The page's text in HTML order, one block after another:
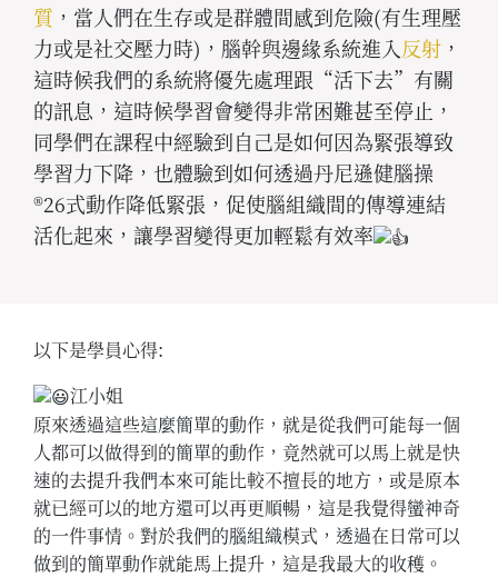
質 ，當人們在生存或是群體間感到危險(有生理壓
力或是社交壓力時)，腦幹與邊緣系統進入反射 ，
這時候我們的系統將優先處理跟“活下去”有關
的訊息，這時候學習會變得非常困難甚至停止，
同學們在課程中經驗到自己是如何因為緊張導致
學習力下降，也體驗到如何透過丹尼遜健腦操
®26式動作降低緊張，促使腦組織間的傳導連結
活化起來，讓學習變得更加輕鬆有效率
以下是學員心得:
江小姐
原來透過這些這麼簡單的動作，就是從我們可能每一個
人都可以做得到的簡單的動作，竟然就可以馬上就是快
速的去提升我們本來可能比較不擅長的地方，或是原本
就已經可以的地方還可以再更順暢，這是我覺得蠻神奇
的一件事情。對於我們的腦組織模式，透過在日常可以
做到的簡單動作就能馬上提升，這是我最大的收穫。